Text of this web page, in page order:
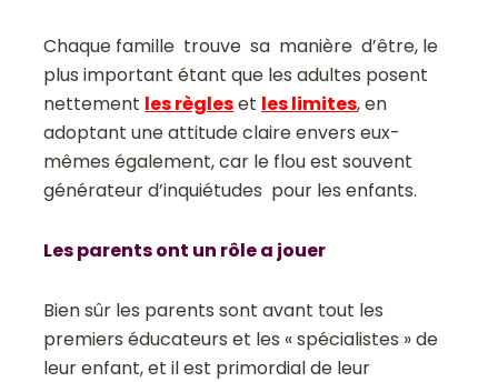
Chaque famille trouve sa manière d’être, le
plus important étant que les adultes posent
nettement les règleset les limites, en
adoptant une attitude claire envers eux­-
mêmes également, car le flou est souvent
générateur d’inquiétudes pour les enfants.
Les parents ont un rôle a jouer
Bien sûr les parents sont avant tout les
premiers éducateurs et les « spécialistes » de
leur enfant, et il est primordial de leur